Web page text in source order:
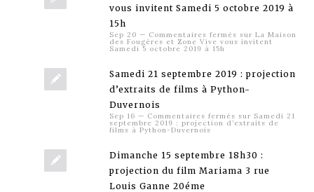
vous invitent Samedi 5 octobre 2019 à
15h
Sep 20 — Commentaires fermés sur La Maison
des Fougères et Zone Vive vous invitent
Samedi 5 octobre 2019 à 15h
Samedi 21 septembre 2019 : projection
d’extraits de films à Python-
Duvernois
Sep 16 — Commentaires fermés sur Samedi 21
septembre 2019 : projection d’extraits de
films à Python-Duvernois
Dimanche 15 septembre 18h30 :
projection du film Mariama 3 rue
Louis Ganne 20éme